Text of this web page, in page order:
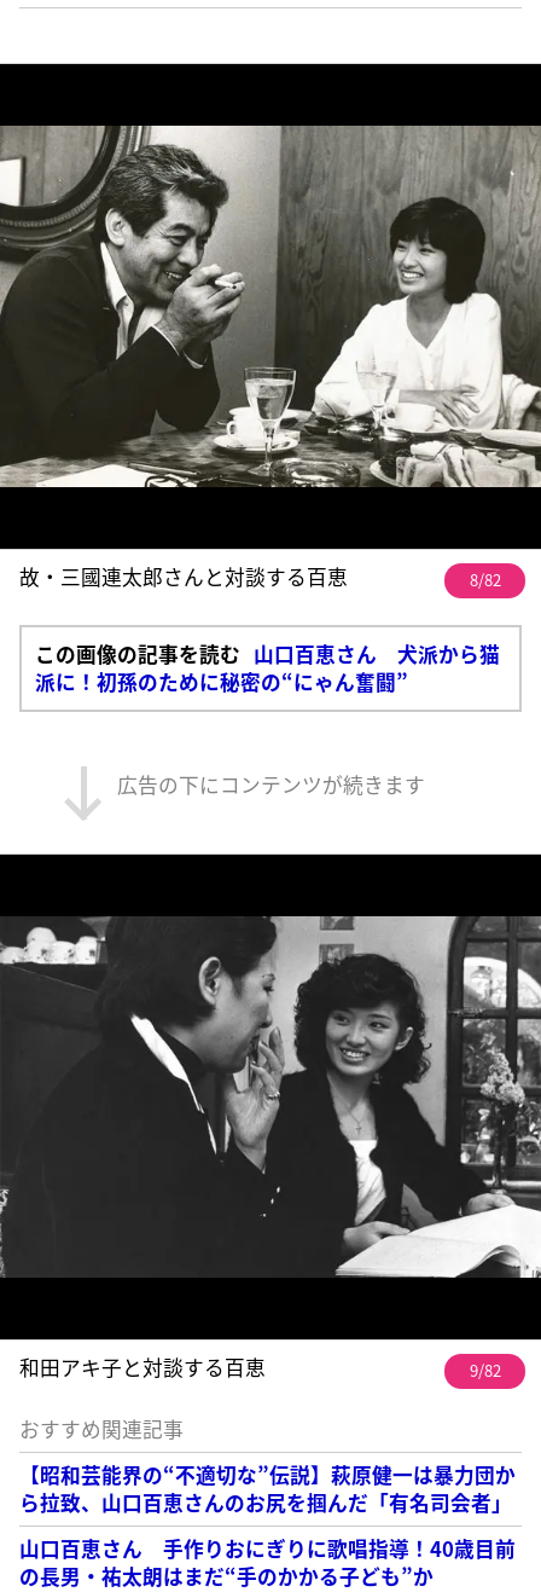
故・三國連太郎さんと対談する百恵 8/82
この画像の記事を読む 山口百恵さん 犬派から猫
派に！初孫のために秘密の“にゃん奮闘”
広告の下にコンテンツが続きます
和田アキ子と対談する百恵 9/82
おすすめ関連記事
【昭和芸能界の“不適切な”伝説】萩原健一は暴力団か
ら拉致、山口百恵さんのお尻を掴んだ「有名司会者」
山口百恵さん 手作りおにぎりに歌唱指導！40歳目前
の長男・祐太朗はまだ“手のかかる子ども”か